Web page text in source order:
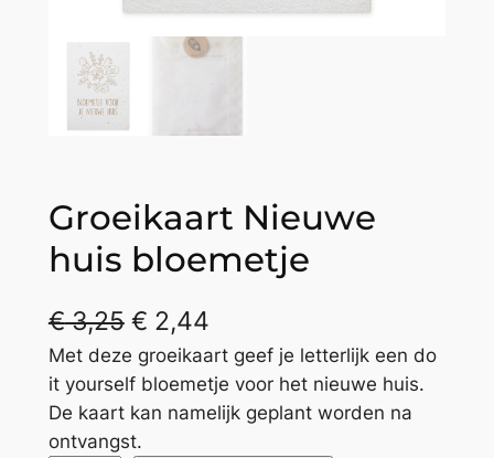
Groeikaart Nieuwe
huis bloemetje
€3,25 € 2,44
Met deze groeikaart geef je letterlijk een do
it yourself bloemetje voor het nieuwe huis.
De kaart kan namelijk geplant worden na
ontvangst.